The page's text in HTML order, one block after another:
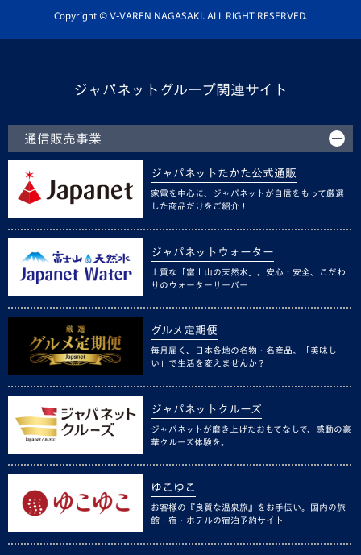
ホームタウン活動
Copyright © V-VAREN NAGASAKI. ALL RIGHT RESERVED.
ジャパネットグループ関連サイト
通信販売事業
ジャパネットたかた公式通販
家電を中心に、ジャパネットが自信をもって厳選
した商品だけをご紹介！
ジャパネットウォーター
上質な「富士山の天然水」。安心・安全、こだわ
りのウォーターサーバー
グルメ定期便
毎月届く、日本各地の名物・名産品。「美味し
い」で生活を変えませんか？
ジャパネットクルーズ
ジャパネットが磨き上げたおもてなしで、感動の豪
華クルーズ体験を。
ゆこゆこ
お客様の『良質な温泉旅』をお手伝い。国内の旅
館・宿・ホテルの宿泊予約サイト